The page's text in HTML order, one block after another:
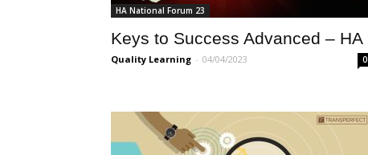
HA National Forum 23
Keys to Success Advanced – HA
Quality Learning - 04/04/2023 0